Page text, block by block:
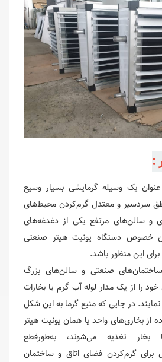
:
عنوان یک وسیله گرمایشی بسیار وسیع
سردسیر و معتدل گرم‌کردن محیط‌های
و سالن‌های مرتفع یکی از دغدغه‌های
خصوص دستگاه یونیت هیتر صنعتی
این منظور باشد.
صنعتی و سالن‌های بزرگ
را از یک مدار لوله آب گرم یا بخارات
در جایی که منبع گرما به این شکل
از بخاری‌های واحد یا همان یونیت هیتر
تغذیه می‌شوند، به‌طورقطع
برای گرم‌کردن فضای اتاق و ساختمان